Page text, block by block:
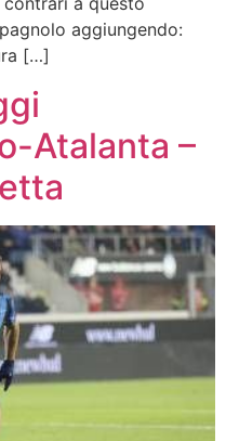
aggiungendo:
[…]
Atalanta –